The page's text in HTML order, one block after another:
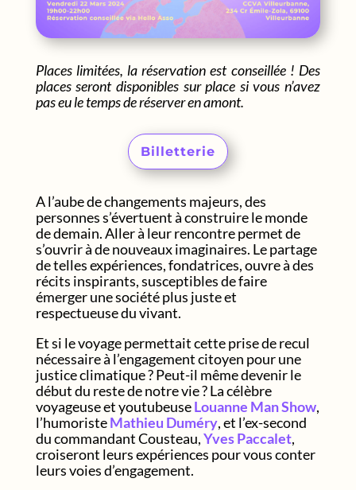
Places limitées, la réservation est conseillée ! Des
places seront disponibles sur place si vous n’avez
pas eu le temps de réserver en amont.
Billetterie
A l’aube de changements majeurs, des
personnes s’évertuent à construire le monde
de demain. Aller à leur rencontre permet de
s’ouvrir à de nouveaux imaginaires. Le partage
de telles expériences, fondatrices, ouvre à des
récits inspirants, susceptibles de faire
émerger une société plus juste et
respectueuse du vivant.
Et si le voyage permettait cette prise de recul
nécessaire à l’engagement citoyen pour une
justice climatique ? Peut-il même devenir le
début du reste de notre vie ? La célèbre
voyageuse et youtubeuseLouanne Man Show,
l’humoristeMathieu Duméry, et l’ex-second
du commandant Cousteau,Yves Paccalet,
croiseront leurs expériences pour vous conter
leurs voies d’engagement.